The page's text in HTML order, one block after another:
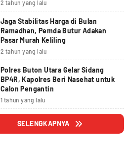
2 tahun yang lalu
Jaga Stabilitas Harga di Bulan
Ramadhan, Pemda Butur Adakan
Pasar Murah Keliling
2 tahun yang lalu
Polres Buton Utara Gelar Sidang
BP4R, Kapolres Beri Nasehat untuk
Calon Pengantin
1 tahun yang lalu
SELENGKAPNYA